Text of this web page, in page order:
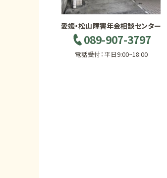
愛媛・松山障害年金相談センター
089-907-3797
電話受付：平日9:00~18:00